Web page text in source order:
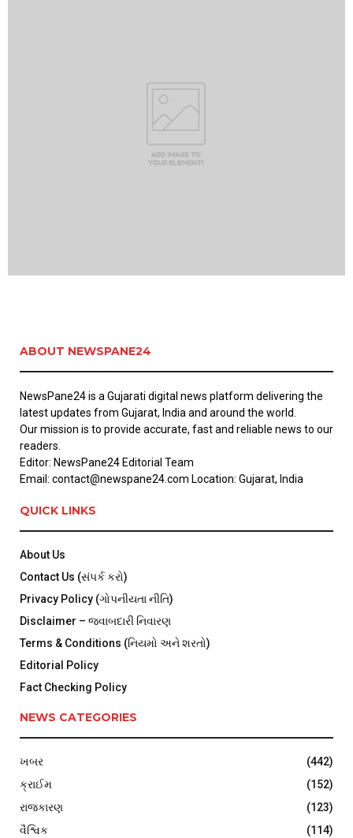
ABOUT NEWSPANE24
NewsPane24 is a Gujarati digital news platform delivering the
latest updates from Gujarat, India and around the world.
Our mission is to provide accurate, fast and reliable news to our
readers.
Editor: NewsPane24 Editorial Team
Email: contact@newspane24.com Location: Gujarat, India
QUICK LINKS
About Us
Contact Us (સંપર્ક કરો)
Privacy Policy (ગોપનીયતા નીતિ)
Disclaimer – જવાબદારી નિવારણ
Terms & Conditions (નિયમો અને શરતો)
Editorial Policy
Fact Checking Policy
NEWS CATEGORIES
ખબર
(442)
ક્રાઈમ
(152)
રાજકારણ
(123)
વૈશ્વિક
(114)